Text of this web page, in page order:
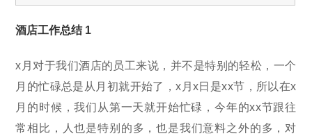
酒店工作总结 1
x月对于我们酒店的员工来说，并不是特别的轻松，一个
月的忙碌总是从月初就开始了，x月x日是xx节，所以在x
月的时候，我们从第一天就开始忙碌，今年的xx节跟往
常相比，人也是特别的多，也是我们意料之外的多，对